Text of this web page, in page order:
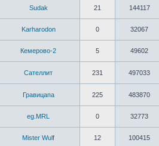
Sudak 21 144117
Karharodon 0 32067
Кемерово-2 5 49602
Сателлит 231 497033
Гравицапа 225 483870
eg.MRL 0 32773
Mister Wulf 12 100415